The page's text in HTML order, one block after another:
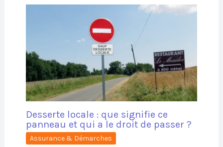
Desserte locale : que signifie ce
panneau et qui a le droit de passer ?
Assurance & Démarches